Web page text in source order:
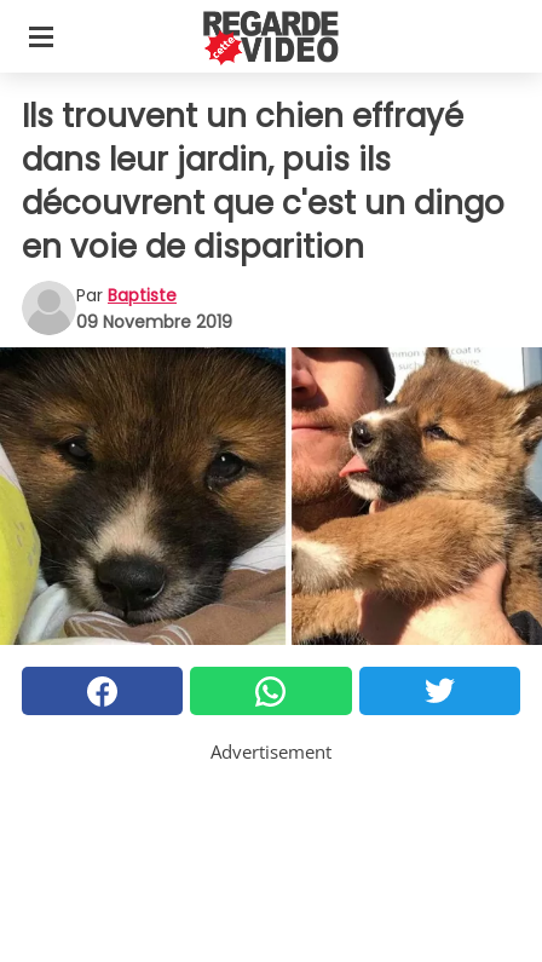
Ils trouvent un chien effrayé
dans leur jardin, puis ils
découvrent que c'est un dingo
en voie de disparition
Par Baptiste
09 Novembre 2019
Advertisement